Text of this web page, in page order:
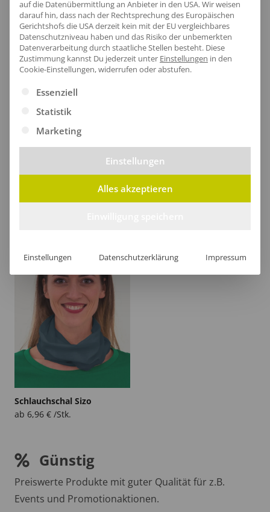
Schlauchschal Sizo
ab 6,96 € /Stk.
Günstig
Preiswerte Produkte mit guter Qualität für z.B.
Events und Promotionaktionen.
auf die Datenübermittlung an Anbieter in den USA. Wir weisen
darauf hin, dass nach der Rechtsprechung des Europäischen
Gerichtshofs die USA derzeit kein mit der EU vergleichbares
Datenschutzniveau haben und das Risiko der unbemerkten
Datenverarbeitung durch staatliche Stellen besteht. Diese
Zustimmung kannst Du jederzeit unter Einstellungen in den
Cookie-Einstellungen, widerrufen oder abstufen.
Es folgt eine Liste der Service-Gruppen, für die eine
Essenziell
Statistik
Marketing
Einstellungen
Alles akzeptieren
Einstellungen Datenschutzerklärung Impressum